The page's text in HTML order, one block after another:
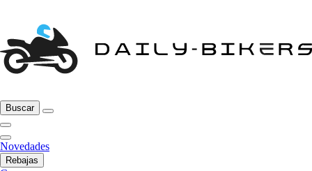
Buscar
Novedades
Rebajas